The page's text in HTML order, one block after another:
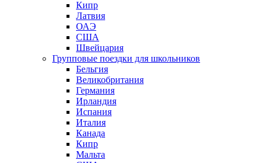
Кипр
Латвия
ОАЭ
США
Швейцария
Групповые поездки для школьников
Бельгия
Великобритания
Германия
Ирландия
Испания
Италия
Канада
Кипр
Мальта